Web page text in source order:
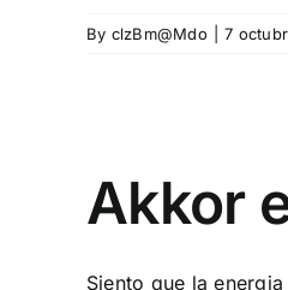
By clzBm@Mdo 7
Akkor
Siento que la